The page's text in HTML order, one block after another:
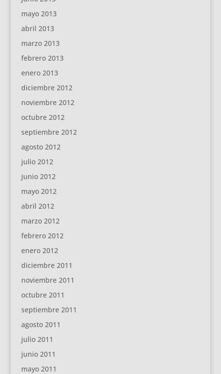
mayo 2013
abril 2013
marzo 2013
febrero 2013
enero 2013
diciembre 2012
noviembre 2012
octubre 2012
septiembre 2012
agosto 2012
julio 2012
junio 2012
mayo 2012
abril 2012
marzo 2012
febrero 2012
enero 2012
diciembre 2011
noviembre 2011
octubre 2011
septiembre 2011
agosto 2011
julio 2011
junio 2011
mayo 2011